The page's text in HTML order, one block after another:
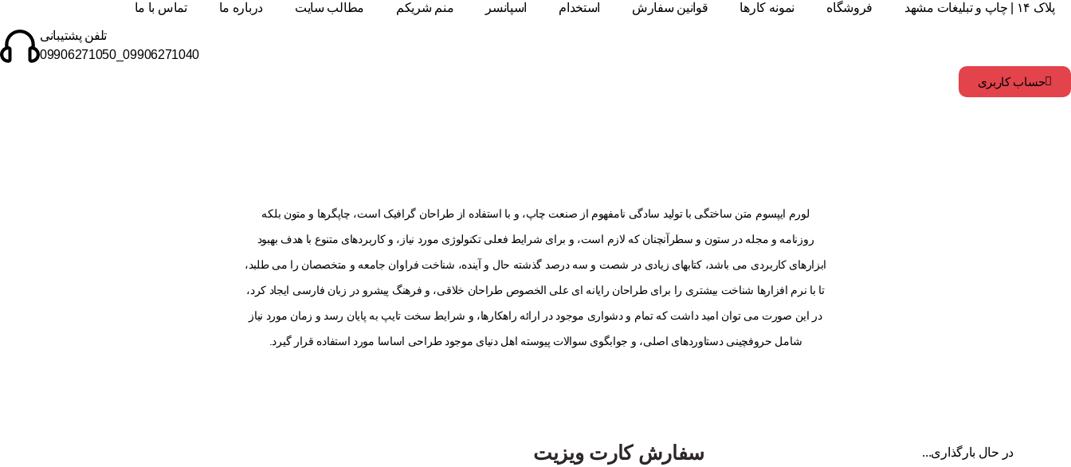
پلاک ۱۴ | چاپ و تبلیغات مشهد فروشگاه نمونه کارها قوانین سفارش استخدام اسپانسر منم شریکم مطالب سایت درباره ما تماس با ما
تلفن پشتیبانی
09906271040_09906271050
حساب کاربری
لورم ایپسوم متن ساختگی با تولید سادگی نامفهوم از صنعت چاپ، و با استفاده از طراحان گرافیک است، چاپگرها و متون بلکه
روزنامه و مجله در ستون و سطرآنچنان که لازم است، و برای شرایط فعلی تکنولوژی مورد نیاز، و کاربردهای متنوع با هدف بهبود
ابزارهای کاربردی می باشد، کتابهای زیادی در شصت و سه درصد گذشته حال و آینده، شناخت فراوان جامعه و متخصصان را می طلبد،
تا با نرم افزارها شناخت بیشتری را برای طراحان رایانه ای علی الخصوص طراحان خلاقی، و فرهنگ پیشرو در زبان فارسی ایجاد کرد،
در این صورت می توان امید داشت که تمام و دشواری موجود در ارائه راهکارها، و شرایط سخت تایپ به پایان رسد و زمان مورد نیاز
شامل حروفچینی دستاوردهای اصلی، و جوابگوی سوالات پیوسته اهل دنیای موجود طراحی اساسا مورد استفاده قرار گیرد.
در حال بارگذاری... سفارش کارت ویزیت